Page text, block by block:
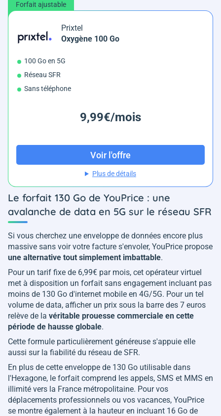
Forfait ajustable
Prixtel
Oxygène 100 Go
100 Go en 5G
Réseau SFR
Sans téléphone
9,99€/mois
Voir l'offre
Plus de détails
Le forfait 130 Go de YouPrice : une
avalanche de data en 5G sur le réseau SFR
Si vous cherchez une enveloppe de données encore plus
massive sans voir votre facture s'envoler, YouPrice propose
une alternative tout simplement imbattable.
Pour un tarif fixe de 6,99€ par mois, cet opérateur virtuel
met à disposition un forfait sans engagement incluant pas
moins de 130 Go d'internet mobile en 4G/5G. Pour un tel
volume de data, afficher un prix sous la barre des 7 euros
relève de la véritable prouesse commerciale en cette
période de hausse globale.
Cette formule particulièrement généreuse s'appuie elle
aussi sur la fiabilité du réseau de SFR.
En plus de cette enveloppe de 130 Go utilisable dans
l'Hexagone, le forfait comprend les appels, SMS et MMS en
illimité vers la France métropolitaine. Pour vos
déplacements professionnels ou vos vacances, YouPrice
se montre également à la hauteur en incluant 16 Go de